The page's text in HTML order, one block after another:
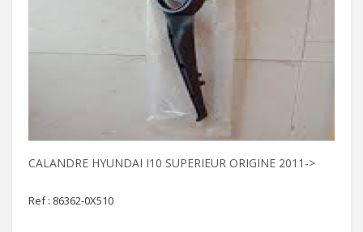
CALANDRE HYUNDAI I10 SUPERIEUR ORIGINE 2011->
Ref : 86362-0X510